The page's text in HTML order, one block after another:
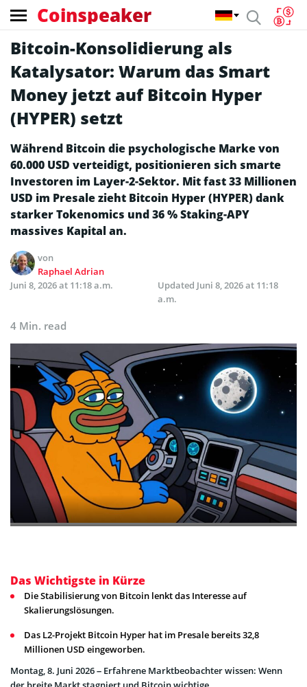
Coinspeaker
Bitcoin-Konsolidierung als
Katalysator: Warum das Smart
Money jetzt auf Bitcoin Hyper
(HYPER) setzt
Während Bitcoin die psychologische Marke von
60.000 USD verteidigt, positionieren sich smarte
Investoren im Layer-2-Sektor. Mit fast 33 Millionen
USD im Presale zieht Bitcoin Hyper (HYPER) dank
starker Tokenomics und 36 % Staking-APY
massives Kapital an.
von
Raphael Adrian
Juni 8, 2026 at 11:18 a.m.
Updated Juni 8, 2026 at 11:18
a.m.
4 Min. read
Das Wichtigste in Kürze
Die Stabilisierung von Bitcoin lenkt das Interesse auf
Skalierungslösungen.
Das L2-Projekt Bitcoin Hyper hat im Presale bereits 32,8
Millionen USD eingeworben.
Montag, 8. Juni 2026 – Erfahrene Marktbeobachter wissen: Wenn